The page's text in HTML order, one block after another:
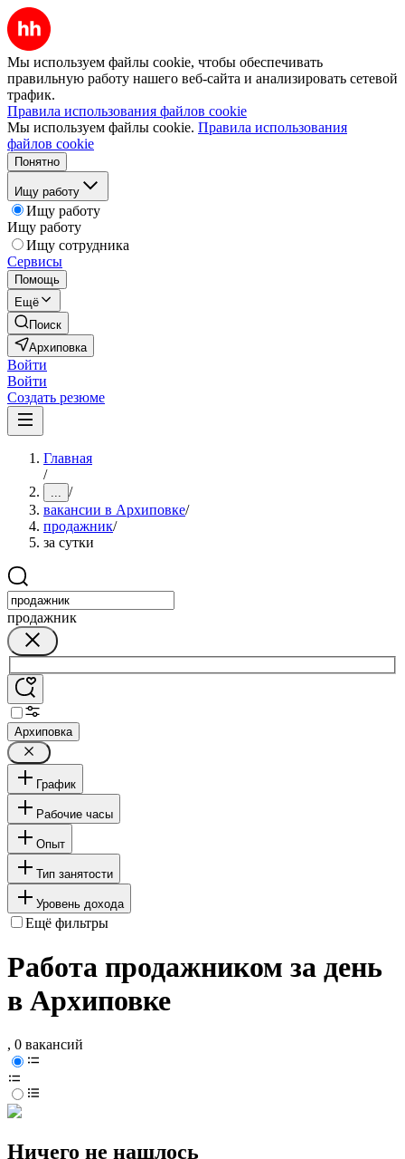
Мы используем файлы cookie, чтобы обеспечивать
правильную работу нашего веб-сайта и анализировать сетевой
трафик.
Правила использования файлов cookie
Мы используем файлы cookie. Правила использования
файлов cookie
Понятно
Ищу работу
Ищу работу
Ищу работу
Ищу сотрудника
Сервисы
Помощь
Ещё
Поиск
Архиповка
Войти
Войти
Создать резюме
Главная
/
... /
вакансии в Архиповке/
продажник/
за сутки
продажник
Архиповка
График
Рабочие часы
Опыт
Тип занятости
Уровень дохода
Ещё фильтры
Работа продажником за день
в Архиповке
, 0 вакансий
Ничего не нашлось